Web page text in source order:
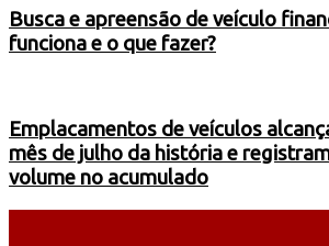
Busca e apreensão de veículo
funciona e o que fazer?
Emplacamentos de veículos
mês de julho da história e
volume no acumulado